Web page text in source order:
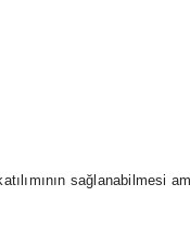
sağlanabilmesi